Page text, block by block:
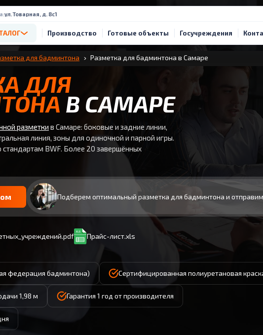
ул. Товарная, д. 8с1
Производство Готовые объекты Госучреждения
для бадминтона Разметка для бадминтона в Самаре
ДЛЯ
В САМАРЕ
разметки в Самаре: боковые и задние линии,
линия, зоны для одиночной и парной игры.
BWF. Более 20 завершённых
Подберем оптимальный разметка для бадминтона и
Прайс-лист.xls
федерация бадминтона) Сертифицированная полиуретановая
1,98 м Гарантия 1 год от производителя